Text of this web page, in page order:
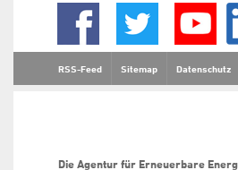
RSS-Feed Sitemap Datenschutz
Die Agentur für Erneuerbare